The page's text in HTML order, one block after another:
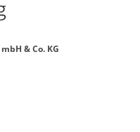
mbH & Co. KG